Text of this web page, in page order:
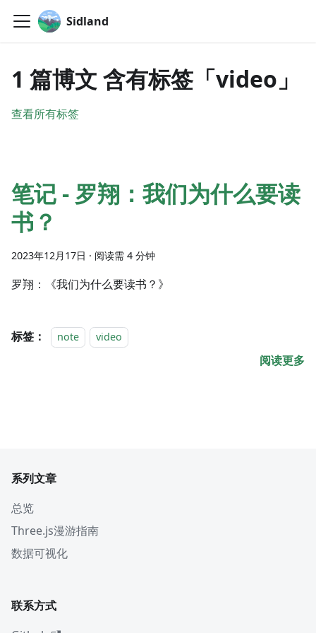
Sidland
1 篇博文 含有标签「video」
查看所有标签
笔记 - 罗翔：我们为什么要读
书？
2023年12月17日 · 阅读需 4 分钟
罗翔：《我们为什么要读书？》
标签： note video
阅读更多
系列文章
总览
Three.js漫游指南
数据可视化
联系方式